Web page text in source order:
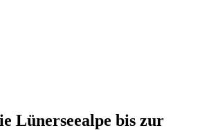
Lünerseealpe bis zur